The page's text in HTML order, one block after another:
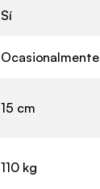
Sí
Ocasionalmente
15 cm
110 kg